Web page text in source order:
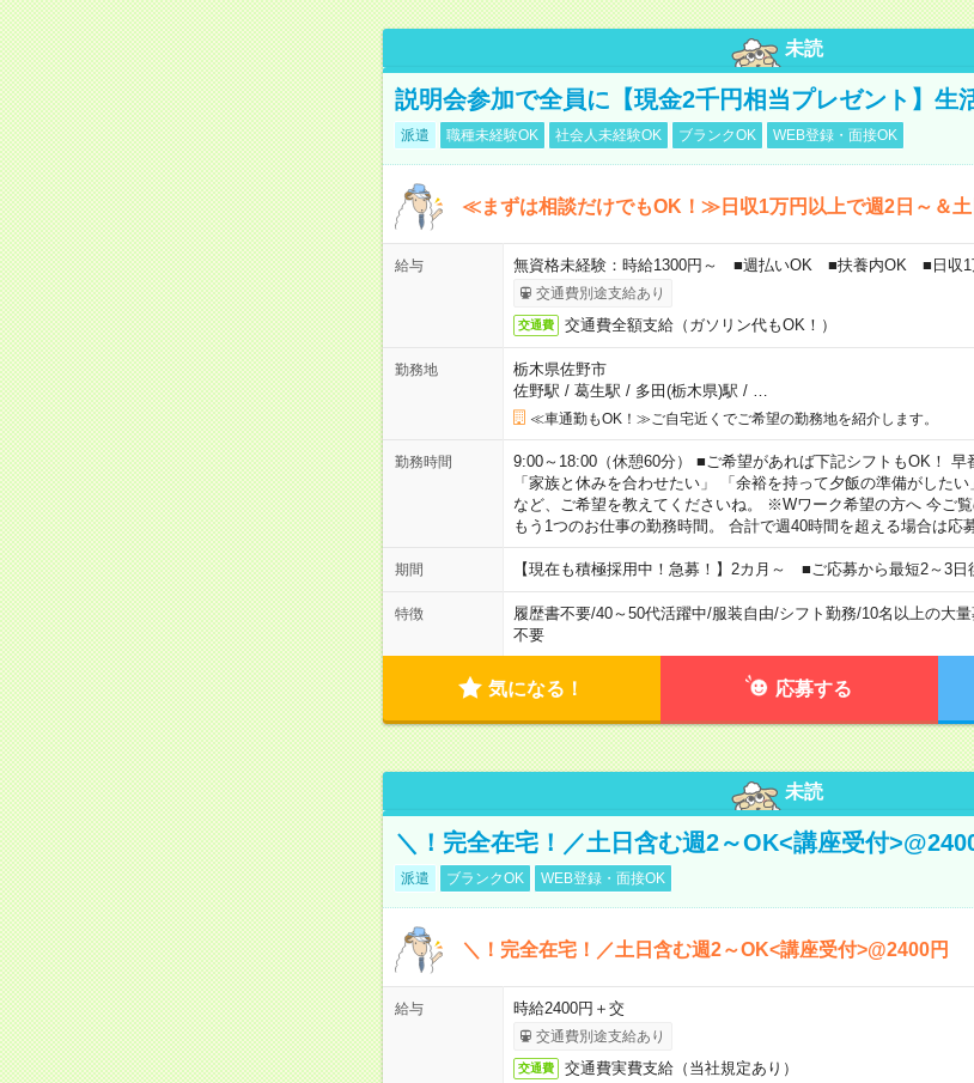
未読
説明会参加で全員に【現金2千円相当プレゼント】生
派遣 職種未経験OK 社会人未経験OK ブランクOK WEB登録・面接OK
≪まずは相談だけでもOK！≫日収1万円以上で週2日～＆土
給与 無資格未経験：時給1300円～ ■週払いOK ■扶養内OK ■日収1
交通費別途支給あり
交通費 交通費全額支給（ガソリン代もOK！）
勤務地
栃木県佐野市
佐野駅 / 葛生駅 / 多田(栃木県)駅 /
≪車通勤もOK！≫ご自宅近くでご希望の勤務地を紹介します。
勤務時間
9:00～18:00（休憩60分） ■ご希望があれば下記シフトもOK！ 早
「家族と休みを合わせたい」 「余裕を持って夕飯の準備がした
など、ご希望を教えてくださいね。 ※Wワーク希望の方へ 今ご覧
もう1つのお仕事の勤務時間。 合計で週40時間を超える場合は応
期間 【現在も積極採用中！急募！】2カ月～ ■ご応募から最短2～3日
特徴 履歴書不要/40～50代活躍中/服装自由/シフト勤務/10名以上の大
不要
気になる！ 応募する
未読
＼！完全在宅！／土日含む週2～OK<講座受付
派遣 ブランクOK WEB登録・面接OK
＼！完全在宅！／土日含む週2～OK<講座受付>@2400円
給与 時給2400円＋交
交通費別途支給あり
交通費 交通費実費支給（当社規定あり）